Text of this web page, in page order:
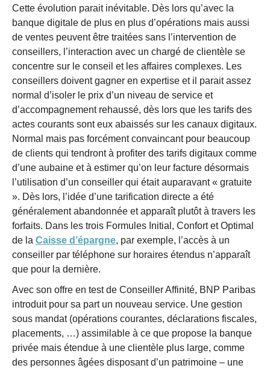
Cette évolution parait inévitable. Dès lors qu’avec la
banque digitale de plus en plus d’opérations mais aussi
de ventes peuvent être traitées sans l’intervention de
conseillers, l’interaction avec un chargé de clientèle se
concentre sur le conseil et les affaires complexes. Les
conseillers doivent gagner en expertise et il parait assez
normal d’isoler le prix d’un niveau de service et
d’accompagnement rehaussé, dès lors que les tarifs des
actes courants sont eux abaissés sur les canaux digitaux.
Normal mais pas forcément convaincant pour beaucoup
de clients qui tendront à profiter des tarifs digitaux comme
d’une aubaine et à estimer qu’on leur facture désormais
l’utilisation d’un conseiller qui était auparavant « gratuite
». Dès lors, l’idée d’une tarification directe a été
généralement abandonnée et apparaît plutôt à travers les
forfaits. Dans les trois Formules Initial, Confort et Optimal
de la Caisse d’épargne, par exemple, l’accès à un
conseiller par téléphone sur horaires étendus n’apparaît
que pour la dernière.
Avec son offre en test de Conseiller Affinité, BNP Paribas
introduit pour sa part un nouveau service. Une gestion
sous mandat (opérations courantes, déclarations fiscales,
placements, …) assimilable à ce que propose la banque
privée mais étendue à une clientèle plus large, comme
des personnes âgées disposant d’un patrimoine – une